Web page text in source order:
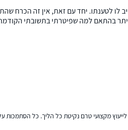
לו לטענתו. יחד עם זאת, אין זה הכרח
בהתאם למה שפיטרתי בתשובתי
מקצועי טרם נקיטת כל הליך. כל הסתמכות